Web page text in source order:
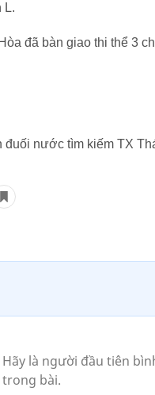
L.
đã bàn giao thi thể 3
đuối nước tìm kiếm TX